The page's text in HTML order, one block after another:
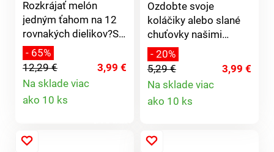
Rozkrájať melón
jedným ťahom na 12
rovnakých dielikov?S
krájačom na melóny
budete ako kuchár
profesionál. Krájač má
úchytky z odolného a
zdravotne
Vhodný na krájanie
- 65%
12,29 €
3,99 €
Na sklade viac
ako 10 ks
Ozdobte svoje
koláčiky alebo slané
chuťovky našimi
vianočnými
napichovátkami v 6
motívoch. Opakovane
použiteľné.
- 20%
5,29 €
3,99 €
Na sklade viac
ako 10 ks